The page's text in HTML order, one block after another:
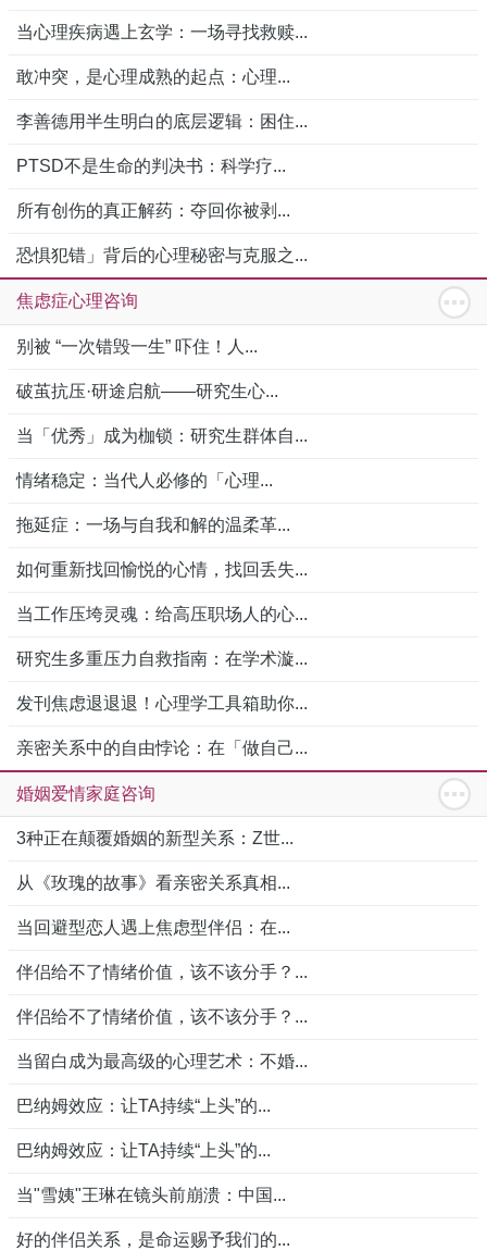
当心理疾病遇上玄学：一场寻找救赎...
敢冲突，是心理成熟的起点：心理...
李善德用半生明白的底层逻辑：困住...
PTSD不是生命的判决书：科学疗...
所有创伤的真正解药：夺回你被剥...
恐惧犯错」背后的心理秘密与克服之...
焦虑症心理咨询
别被 “一次错毁一生” 吓住！人...
破茧抗压·研途启航——研究生心...
当「优秀」成为枷锁：研究生群体自...
情绪稳定：当代人必修的「心理...
拖延症：一场与自我和解的温柔革...
如何重新找回愉悦的心情，找回丢失...
当工作压垮灵魂：给高压职场人的心...
研究生多重压力自救指南：在学术漩...
发刊焦虑退退退！心理学工具箱助你...
亲密关系中的自由悖论：在「做自己...
婚姻爱情家庭咨询
3种正在颠覆婚姻的新型关系：Z世...
从《玫瑰的故事》看亲密关系真相...
当回避型恋人遇上焦虑型伴侣：在...
伴侣给不了情绪价值，该不该分手？...
伴侣给不了情绪价值，该不该分手？...
当留白成为最高级的心理艺术：不婚...
巴纳姆效应：让TA持续“上头”的...
巴纳姆效应：让TA持续“上头”的...
当"雪姨"王琳在镜头前崩溃：中国...
好的伴侣关系，是命运赐予我们的...